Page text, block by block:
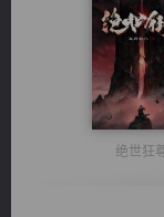
绝世狂